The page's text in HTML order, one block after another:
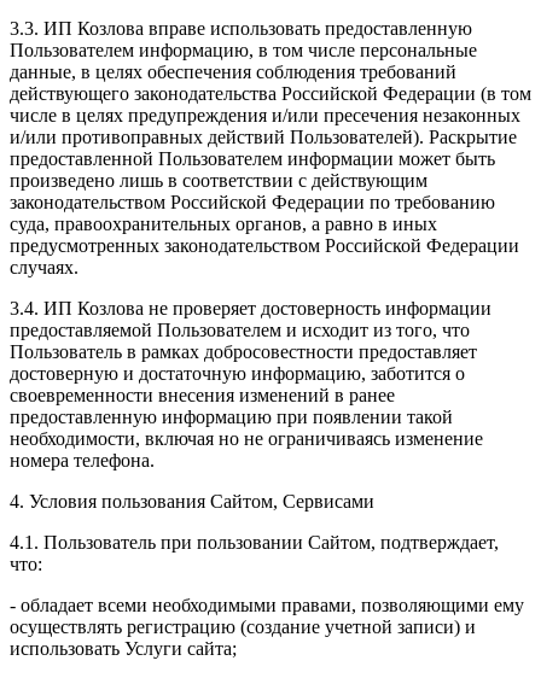
3.3. ИП Козлова вправе использовать предоставленную
Пользователем информацию, в том числе персональные
данные, в целях обеспечения соблюдения требований
действующего законодательства Российской Федерации (в том
числе в целях предупреждения и/или пресечения незаконных
и/или противоправных действий Пользователей). Раскрытие
предоставленной Пользователем информации может быть
произведено лишь в соответствии с действующим
законодательством Российской Федерации по требованию
суда, правоохранительных органов, а равно в иных
предусмотренных законодательством Российской Федерации
случаях.
3.4. ИП Козлова не проверяет достоверность информации
предоставляемой Пользователем и исходит из того, что
Пользователь в рамках добросовестности предоставляет
достоверную и достаточную информацию, заботится о
своевременности внесения изменений в ранее
предоставленную информацию при появлении такой
необходимости, включая но не ограничиваясь изменение
номера телефона.
4. Условия пользования Сайтом, Сервисами
4.1. Пользователь при пользовании Сайтом, подтверждает,
что:
- обладает всеми необходимыми правами, позволяющими ему
осуществлять регистрацию (создание учетной записи) и
использовать Услуги сайта;